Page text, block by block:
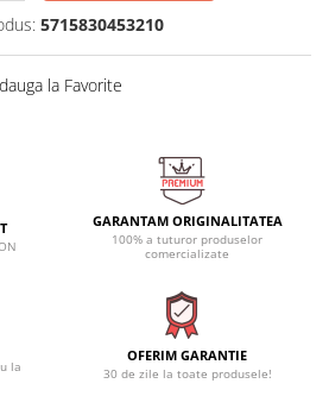
5715830453210
la Favorite
GARANTAM ORIGINALITATEA
100% a tuturor produselor
comercializate
la
OFERIM GARANTIE
30 de zile la toate produsele!